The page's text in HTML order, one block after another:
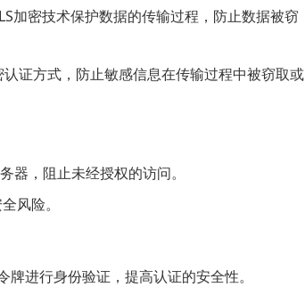
加密技术保护数据的传输过程，防止数据被窃
证方式，防止敏感信息在传输过程中被窃取或
，阻止未经授权的访问。
风险。
进行身份验证，提高认证的安全性。